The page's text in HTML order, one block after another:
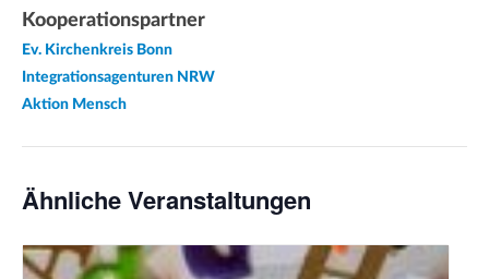
Kooperationspartner
Ev. Kirchenkreis Bonn
Integrationsagenturen NRW
Aktion Mensch
Ähnliche Veranstaltungen